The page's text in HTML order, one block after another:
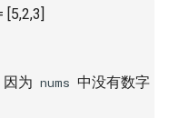
为 nums 中没有数字